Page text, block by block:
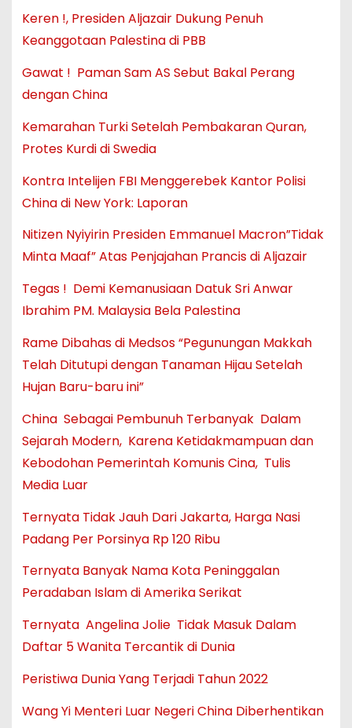
Keren !, Presiden Aljazair Dukung Penuh
Keanggotaan Palestina di PBB
Gawat ! Paman Sam AS Sebut Bakal Perang
dengan China
Kemarahan Turki Setelah Pembakaran Quran,
Protes Kurdi di Swedia
Kontra Intelijen FBI Menggerebek Kantor Polisi
China di New York: Laporan
Nitizen Nyiyirin Presiden Emmanuel Macron”Tidak
Minta Maaf” Atas Penjajahan Prancis di Aljazair
Tegas ! Demi Kemanusiaan Datuk Sri Anwar
Ibrahim PM. Malaysia Bela Palestina
Rame Dibahas di Medsos “Pegunungan Makkah
Telah Ditutupi dengan Tanaman Hijau Setelah
Hujan Baru-baru ini”
China Sebagai Pembunuh Terbanyak Dalam
Sejarah Modern, Karena Ketidakmampuan dan
Kebodohan Pemerintah Komunis Cina, Tulis
Media Luar
Ternyata Tidak Jauh Dari Jakarta, Harga Nasi
Padang Per Porsinya Rp 120 Ribu
Ternyata Banyak Nama Kota Peninggalan
Peradaban Islam di Amerika Serikat
Ternyata Angelina Jolie Tidak Masuk Dalam
Daftar 5 Wanita Tercantik di Dunia
Peristiwa Dunia Yang Terjadi Tahun 2022
Wang Yi Menteri Luar Negeri China Diberhentikan